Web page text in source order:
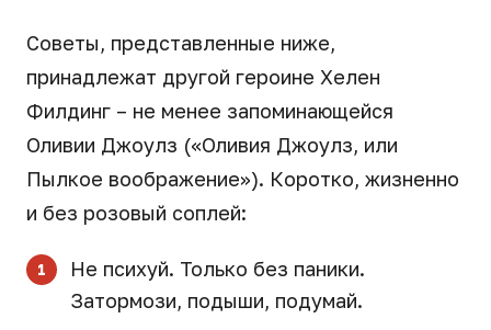
Советы, представленные ниже,
принадлежат другой героине Хелен
Филдинг – не менее запоминающейся
Оливии Джоулз («Оливия Джоулз, или
Пылкое воображение»). Коротко, жизненно
и без розовый соплей:
Не психуй. Только без паники.
Затормози, подыши, подумай.